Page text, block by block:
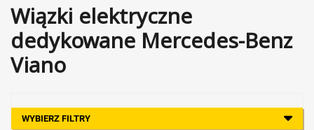
Wiązki elektryczne
dedykowane Mercedes-Benz
Viano
WYBIERZ FILTRY